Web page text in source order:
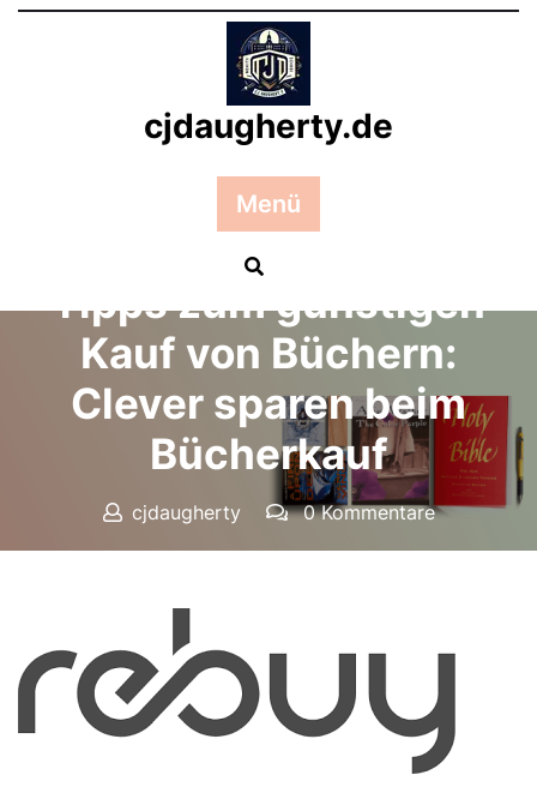
Zum
cjdaugherty.de
Menü
Tipps zum günstigen
Kauf von Büchern:
Clever sparen beim
Bücherkauf
cjdaugherty
0 Kommentare